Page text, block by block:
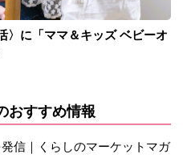
〉に「ママ＆キッズ ベビーオ
おすすめ情報
信｜くらしのマーケットマガ